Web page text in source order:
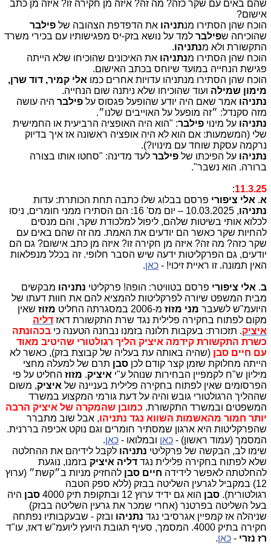
שהם באים עם שקר כזה? מה זה? איזה מן חקירה זו? איזה מן כתב
אישום?
‏הוכח שהן הסתירו מנתניהו את הדפדפת הצהובה של פילבר
שהוכיחה שפילבר למד על נושא בזק-יס מפגישותיו עם בכירי משרד
התקשורת ולא מנתניהו.
‏הוכח שהן הסתירו מנתניהו את האיכונים שהוכיחו שלא הייתה
פגישת הנחייה במועד שיוחס בכתב האישום.
‏הוכח שהן הסתירו מנתניהו עדויות אחרים כמו אלי קמיר, דוד שרן,
מימון שמילה ועוד שהוכיחו שלא ניתנה שום הנחייה.
נתניהו אמר שאם היה יודע שהופעל פגסוס על פילבר היה עושה
מזה סקנדל: ״זה מופעל על האוייבים שלנו״.
נתניהו על מינוי פילבר: "הוא היה האופציה הרביעית או החמישית
שלי (המשמעות: אם הוא לא היה אופציה ראשונה אז איך בדיוק
נרקמה עסקת שוחד עם מינויו?).
נתניהו על הפיכתו של פילבר לעד מדינה: "סחטו אותו בצורה
ברורה. הוא נשבר".
11.3.25
:
א. אלי ציפורי פרסם בבלוג שלו כתבה תחת הכותרת: עדות
נתניהו
, 10.03.2025 – יום מס' 16: הם הסתירו ממני חומרים, ניסו
לכלוא אותי בשיטות שלהם, ליפול למלכודת שקר, והם מנסים
להחיות שקר כאשר הם יודעים את האמת. מה זה שהם באים עם
שקר כזה? מה זה? איזה מן חקירה זו? איזה מן כתב אישום? גם הם
יודעים, גם הפרקליטות ידעה שיש הסבר חלופי. זה בכלל מנפלאות
האין תמונה. זו ראיית זיכוי! - כאן.
ב. אלי ציפורי פרסם בטוויטר: הופה! פרקליטי נתניהו מבקשים
מבית המשפט שיורה לפרקליטות להמציא להם את חוות דעתו של
היועמ"ש לשעבר מני מזוז מ-2006 במסגרתה החליט מזוז שאין
מקום לפתוח בחקירה פלילית נגד שרת התקשורת דאז דליה
איציק. תזכורת: בעקבות תלונה בזמנו נבחנה הטענה כי בכהונתה
כשרת התקשורת קידמה איציק הליך רגולטורי שהיטיב מאוד
עם חיים סבן (שהיה באותה עת בעליה של קבוצת בזק), כאשר לא
הייתה מחלוקת שזמן קצר קודם לכן סבן תרם של למעלה מחצי
מיליון ש"ח לקמפיין הבחירות שנוהל ע"י איציק. מזוז החליט על פי
הפרסומים שאין לפתוח בחקירה פלילית בעניינה של איציק, משום
שההליך הרגולטורי גובש והיה על דעת גורמי המקצוע במשרד
המשפטים ובמשרד התקשורת. כמובן שהמקרה של איציק הרבה
יותר חמור מהאשמות השווא נגד נתניהו, אבל שוב מתברר
שהפרקליטות היא ארגון שמסתיר חומרים וגם נוקט אכיפה בררנית.
המסמך (עמוד ראשון) - כאן ובמלואו - כאן.
שימו לב, הבקשה של פרקליטי נתניהו לקבל לידיהם את ההחלטה
שלא לפתוח בחקירה פלילית נגד דליה איציק בזמנו, נוגעת
להחלטתה לאפשר לידידה חיים סבן להחזיק מניות ב״קשת״ (ערוץ
12) במקביל לגרעין השליטה בבזק (ללא ספק הטבה
רגולטורית). סבן הוא גם ידיד ערוץ 12 ובתקופת תיק 4000 סבן היה
בעל השליטה בפרטנר (אחרי שמכר את גרעין השליטה בבזק)
שניהלה אז קמפיין אגרסיבי נגד נתניהו ובזק - שבעקבותיו נפתחה
חקירה בתיק 4000. המסמך, סעיף תגובת היועץ ליועמ"ש דאז, עו"ד
רז נזרי - כאן.